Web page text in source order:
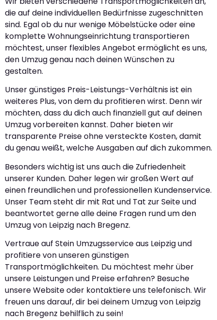
die auf deine individuellen Bedürfnisse zugeschnitten
sind. Egal ob du nur wenige Möbelstücke oder eine
komplette Wohnungseinrichtung transportieren
möchtest, unser flexibles Angebot ermöglicht es uns,
den Umzug genau nach deinen Wünschen zu
gestalten.
Unser günstiges Preis-Leistungs-Verhältnis ist ein
weiteres Plus, von dem du profitieren wirst. Denn wir
möchten, dass du dich auch finanziell gut auf deinen
Umzug vorbereiten kannst. Daher bieten wir
transparente Preise ohne versteckte Kosten, damit
du genau weißt, welche Ausgaben auf dich zukommen.
Besonders wichtig ist uns auch die Zufriedenheit
unserer Kunden. Daher legen wir großen Wert auf
einen freundlichen und professionellen Kundenservice.
Unser Team steht dir mit Rat und Tat zur Seite und
beantwortet gerne alle deine Fragen rund um den
Umzug von Leipzig nach Bregenz.
Vertraue auf Stein Umzugsservice aus Leipzig und
profitiere von unseren günstigen
Transportmöglichkeiten. Du möchtest mehr über
unsere Leistungen und Preise erfahren? Besuche
unsere Website oder kontaktiere uns telefonisch. Wir
freuen uns darauf, dir bei deinem Umzug von Leipzig
nach Bregenz behilflich zu sein!